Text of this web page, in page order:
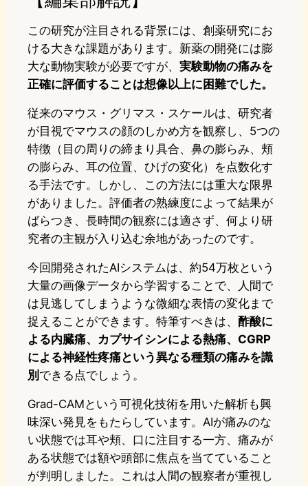
この研究が注目される背景には、創薬研究にお
ける大きな課題があります。新薬の開発には膨
大な動物実験が必要ですが、 実験動物の痛みを
正確に評価することは想像以上に困難でした。
従来のマウス・グリマス・スケールは、研究者
が目視でマウスの顔のしかめ方を観察し、5つの
特徴（目の周りの締まり具合、鼻の膨らみ、頬
の膨らみ、耳の位置、ひげの変化）を点数化す
る手法です。しかし、この方法には重大な限界
がありました。評価者の熟練度によって結果が
ばらつき、長時間の観察には適さず、何より研
究者の主観が入り込む余地があったのです。
今回開発されたAIシステムは、約54万枚という
大量の画像データから学習することで、人間で
は見逃してしまうような微細な表情の変化まで
捉えることができます。特筆すべきは、 酢酸に
よる内臓痛、カプサイシンによる熱痛、CGRP
による神経性疼痛という異なる種類の痛みを識
別 できる点でしょう。
Grad-CAMという可視化技術を用いた解析も興
味深い発見をもたらしています。AIが痛みのな
い状態では耳や頬、口に注目する一方、痛みが
ある状態では額や頭部に焦点を当てていること
が判明しました。これは人間の観察者が重視し